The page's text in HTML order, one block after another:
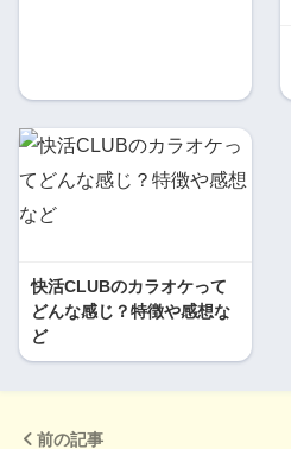
快活CLUBのカラオケって
どんな感じ？特徴や感想な
ど
前の記事